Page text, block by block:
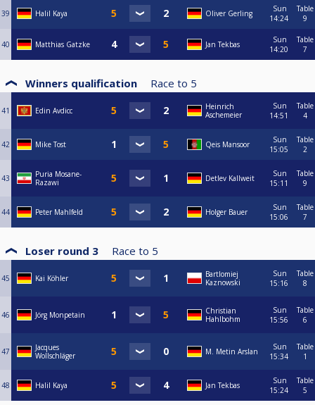
39 Halil Kaya Oliver Gerling
Sun
14:24
Table
9
40 Matthias Gatzke Jan Tekbas
Sun
14:20
Table
7
Winners qualification Race to 5
41 Edin Avdicc
Heinrich
Aschemeier
Sun
14:51
Table
4
42 Mike Tost Qeis Mansoor
Sun
15:05
Table
2
43
Puria Mosane-
Razawi
Detlev Kallweit
Sun
15:11
Table
9
44 Peter Mahlfeld Holger Bauer
Sun
15:06
Table
7
Loser round 3 Race to 5
45 Kai Köhler
Bartlomiej
Kaznowski
Sun
15:16
Table
8
46 Jörg Monpetain
Christian
Hahlbohm
Sun
15:56
Table
6
47
Jacques
Wollschläger
M. Metin Arslan
Sun
15:34
Table
1
48 Halil Kaya Jan Tekbas
Sun
15:24
Table
5